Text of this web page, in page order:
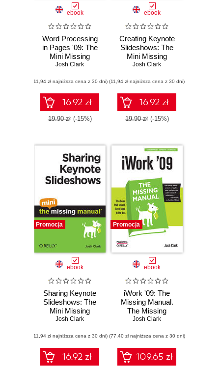
ebook
Word Processing
in Pages '09: The
Mini Missing
Manual
Josh Clark
(11,94 zł najniższa cena z 30 dni)
16.92 zł
19.90 zł (-15%)
ebook
Creating Keynote
Slideshows: The
Mini Missing
Manual
Josh Clark
(11,94 zł najniższa cena z 30 dni)
16.92 zł
19.90 zł (-15%)
Promocja
ebook
Sharing Keynote
Slideshows: The
Mini Missing
Manual
Josh Clark
(11,94 zł najniższa cena z 30 dni)
16.92 zł
Promocja
ebook
iWork '09: The
Missing Manual.
The Missing
Manual
Josh Clark
(77,40 zł najniższa cena z 30 dni)
109.65 zł